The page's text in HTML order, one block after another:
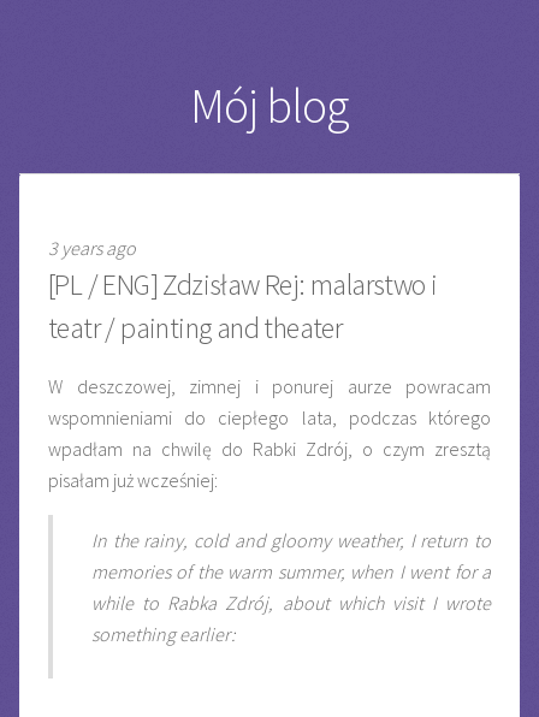
Mój blog
3 years ago
[PL / ENG] Zdzisław Rej: malarstwo i
teatr / painting and theater
W deszczowej, zimnej i ponurej aurze powracam
wspomnieniami do ciepłego lata, podczas którego
wpadłam na chwilę do Rabki Zdrój, o czym zresztą
pisałam już wcześniej:
In the rainy, cold and gloomy weather, I return to
memories of the warm summer, when I went for a
while to Rabka Zdrój, about which visit I wrote
something earlier: